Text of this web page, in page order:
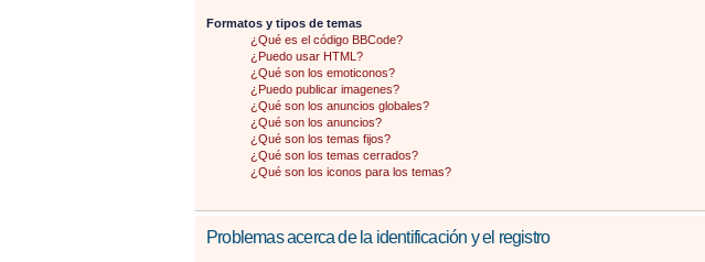
Formatos y tipos de temas
¿Qué es el código BBCode?
¿Puedo usar HTML?
¿Qué son los emoticonos?
¿Puedo publicar imagenes?
¿Qué son los anuncios globales?
¿Qué son los anuncios?
¿Qué son los temas fijos?
¿Qué son los temas cerrados?
¿Qué son los iconos para los temas?
Problemas acerca de la identificación y el registro